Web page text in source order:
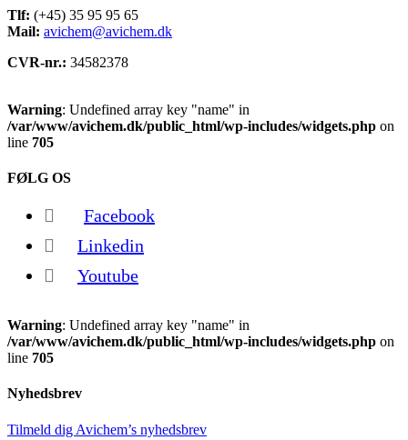
Tlf: (+45) 35 95 95 65
Mail: avichem@avichem.dk
CVR-nr.: 34582378
Warning: Undefined array key "name" in
/var/www/avichem.dk/public_html/wp-includes/widgets.php on
line 705
FØLG OS
Facebook
Linkedin
Youtube
Warning: Undefined array key "name" in
/var/www/avichem.dk/public_html/wp-includes/widgets.php on
line 705
Nyhedsbrev
Tilmeld dig Avichem’s nyhedsbrev